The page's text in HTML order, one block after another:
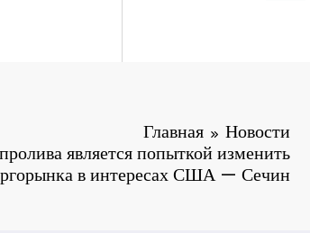
Главная
Новости
является попыткой изменить
в интересах США — Сечин